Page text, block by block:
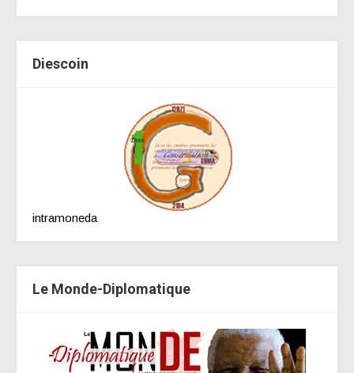
Diescoin
intramoneda
Le Monde-Diplomatique